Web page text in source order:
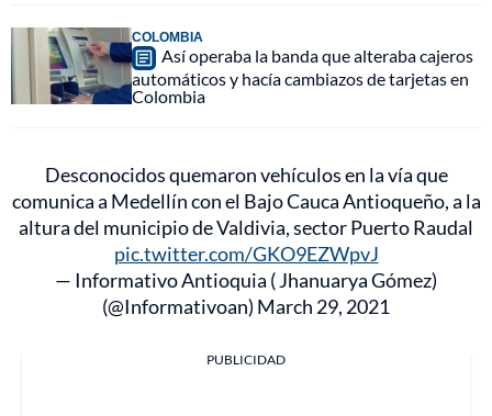
COLOMBIA
Así operaba la banda que alteraba cajeros
automáticos y hacía cambiazos de tarjetas en
Colombia
Desconocidos quemaron vehículos en la vía que
comunica a Medellín con el Bajo Cauca Antioqueño, a la
altura del municipio de Valdivia, sector Puerto Raudal
pic.twitter.com/GKO9EZWpvJ
— Informativo Antioquia ( Jhanuarya Gómez)
(@Informativoan) March 29, 2021
PUBLICIDAD